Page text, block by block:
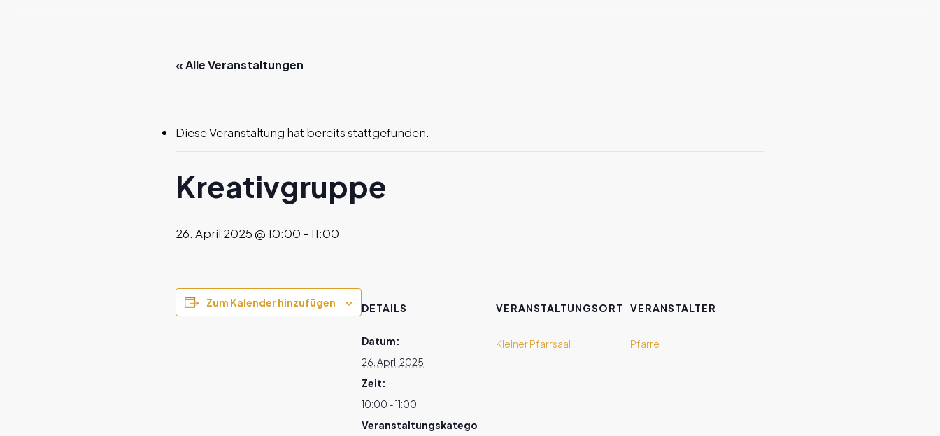
« Alle Veranstaltungen
Diese Veranstaltung hat bereits stattgefunden.
Kreativgruppe
26. April 2025 @ 10:00 -11:00
Zum Kalender hinzufügen DETAILS
Datum:
26. April 2025
Zeit:
10:00 - 11:00
Veranstaltungskatego
VERANSTALTUNGSORT
Kleiner Pfarrsaal
VERANSTALTER
Pfarre